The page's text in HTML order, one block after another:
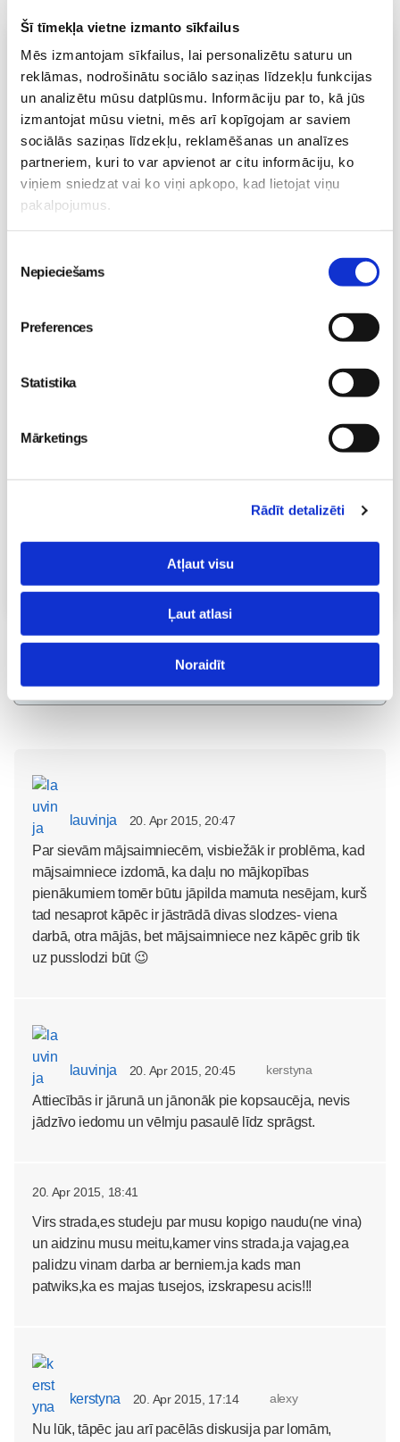
Šī tīmekļa vietne izmanto sīkfailus
Mēs izmantojam sīkfailus, lai personalizētu saturu un
reklāmas, nodrošinātu sociālo saziņas līdzekļu funkcijas
un analizētu mūsu datplūsmu. Informāciju par to, kā jūs
izmantojat mūsu vietni, mēs arī kopīgojam ar saviem
sociālās saziņas līdzekļu, reklamēšanas un analīzes
partneriem, kuri to var apvienot ar citu informāciju, ko
viņiem sniedzat vai ko viņi apkopo, kad lietojat viņu
pakalpojumus.
izvēle
Nepieciešams
Preferences
Statistika
Mārketings
Rādīt detalizēti
Atļaut visu
Ļaut atlasi
Noraidīt
Vecāku skola
Grūtnieču masāža, pēcdzemdību masāža, ķermeņa
masāža Māmiņu klubā pie masāžas speciālistes Olgas
Gerasimenko
Ķermeņa masāža
10.08 11:30-15:30
Brīvo vietu skaits:2
Emocionālā un psiholoģiskā sagatavošanās
dzemdībām kopā ar Diānu Zandi tiešsaistē ZOOM.US
Brīvo vietu skaits:
Kā bērnam iekļauties klasē ar dažādiem bērniem?
Diānas Zandes lekcija TIEŠSAISTĒ
Visas nodarbības
lauvinja 20. Apr 2015, 20:47
Par sievām mājsaimniecēm, visbiežāk ir problēma, kad
mājsaimniece izdomā, ka daļu no mājkopības
pienākumiem tomēr būtu jāpilda mamuta nesējam, kurš
tad nesaprot kāpēc ir jāstrādā divas slodzes- viena
darbā, otra mājās, bet mājsaimniece nez kāpēc grib tik
uz pusslodzi būt 😉
lauvinja 20. Apr 2015, 20:45 kerstyna
Attiecībās ir jārunā un jānonāk pie kopsaucēja, nevis
jādzīvo iedomu un vēlmju pasaulē līdz sprāgst.
20. Apr 2015, 18:41
Virs strada,es studeju par musu kopigo naudu(ne vina)
un aidzinu musu meitu,kamer vins strada.ja vajag,ea
palidzu vinam darba ar berniem.ja kads man
patwiks,ka es majas tusejos, izskrapesu acis!!!
kerstyna 20. Apr 2015, 17:14 alexy
Nu lūk, tāpēc jau arī pacēlās diskusija par lomām,